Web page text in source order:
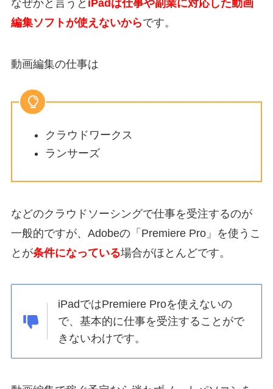
なぜかと言うと iPadは仕事や副業に対応した動画
編集ソフトが使えないからです。
動画編集の仕事は
クラウドワークス
ランサーズ
などのクラウドソーシングで仕事を受注するのが
一般的ですが、 Adobeの「Premiere Pro」を使うこ
とが条件になっている場合がほとんどです。
iPadではPremiere Proを使えないの
で、基本的に仕事を受注することがで
きないわけです。